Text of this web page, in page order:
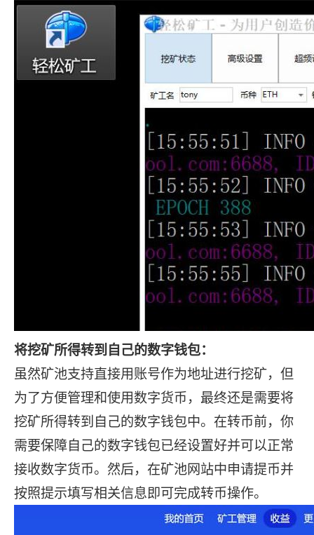
将挖矿所得转到自己的数字钱包：
虽然矿池支持直接用账号作为地址进行挖矿，但
为了方便管理和使用数字货币，最终还是需要将
挖矿所得转到自己的数字钱包中。在转币前，你
需要保障自己的数字钱包已经设置好并可以正常
接收数字货币。然后，在矿池网站中申请提币并
按照提示填写相关信息即可完成转币操作。